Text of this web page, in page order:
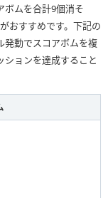
ボムを合計9個消そ
がおすすめです。下記の
発動でスコアボムを複
ョンを達成すること